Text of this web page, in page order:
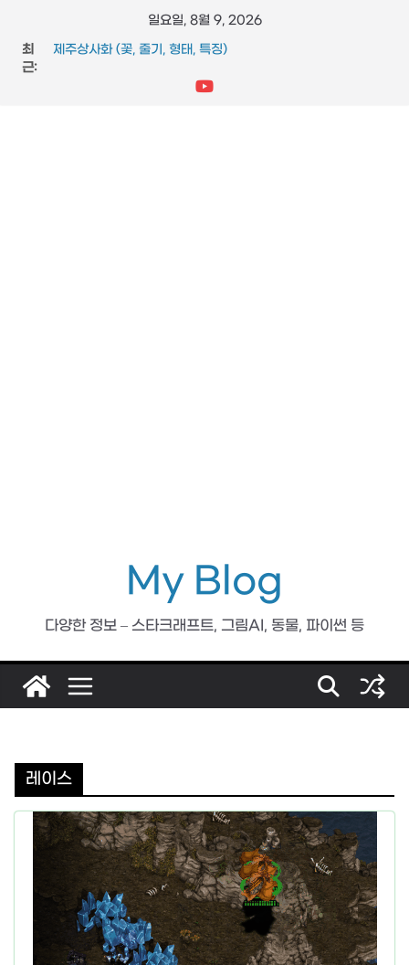
일요일, 8월 9, 2026
최
근:
제주상사화 (꽃, 줄기, 형태, 특징)
스타크래프트 메딕 마법 스킬 (힐, 옵티컬 플레어, 리스토레이
My Blog
다양한 정보 – 스타크래프트, 그림AI, 동물, 파이썬 등
레이스